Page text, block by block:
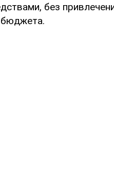
без
бюджета.